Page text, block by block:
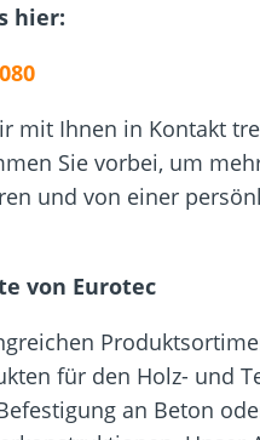
hier:
mit Ihnen in Kontakt
Sie vorbei, um
und von einer
von Eurotec
für den Holz- und
an Beton